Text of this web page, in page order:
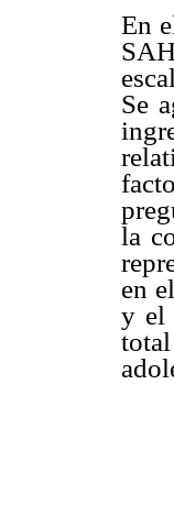
En
Se
la
en
y el